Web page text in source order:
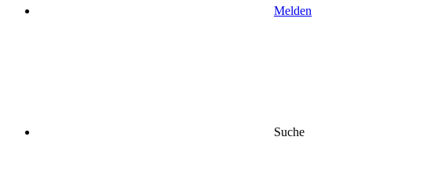
Melden
Suche